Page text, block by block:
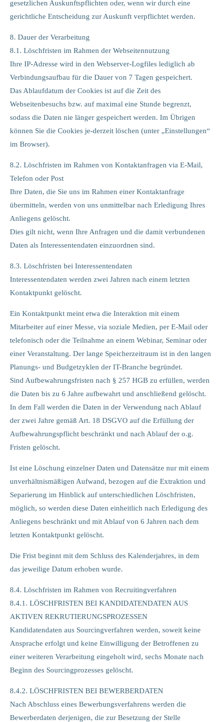
gesetzlichen Auskunftspflichten oder, wenn wir durch eine
gerichtliche Entscheidung zur Auskunft verpflichtet werden.
8. Dauer der Verarbeitung
8.1. Löschfristen im Rahmen der Webseitennutzung
Ihre IP-Adresse wird in den Webserver-Logfiles lediglich ab
Verbindungsaufbau für die Dauer von 7 Tagen gespeichert.
Das Ablaufdatum der Cookies ist auf die Zeit des
Webseitenbesuchs bzw. auf maximal eine Stunde begrenzt,
sodass die Daten nie länger gespeichert werden. Im Übrigen
können Sie die Cookies je-derzeit löschen (unter „Einstellungen“
im Browser).
8.2. Löschfristen im Rahmen von Kontaktanfragen via E-Mail,
Telefon oder Post
Ihre Daten, die Sie uns im Rahmen einer Kontaktanfrage
übermitteln, werden von uns unmittelbar nach Erledigung Ihres
Anliegens gelöscht.
Dies gilt nicht, wenn Ihre Anfragen und die damit verbundenen
Daten als Interessentendaten einzuordnen sind.
8.3. Löschfristen bei Interessentendaten
Interessentendaten werden zwei Jahren nach einem letzten
Kontaktpunkt gelöscht.
Ein Kontaktpunkt meint etwa die Interaktion mit einem
Mitarbeiter auf einer Messe, via soziale Medien, per E-Mail oder
telefonisch oder die Teilnahme an einem Webinar, Seminar oder
einer Veranstaltung. Der lange Speicherzeitraum ist in den langen
Planungs- und Budgetzyklen der IT-Branche begründet.
Sind Aufbewahrungsfristen nach § 257 HGB zu erfüllen, werden
die Daten bis zu 6 Jahre aufbewahrt und anschließend gelöscht.
In dem Fall werden die Daten in der Verwendung nach Ablauf
der zwei Jahre gemäß Art. 18 DSGVO auf die Erfüllung der
Aufbewahrungspflicht beschränkt und nach Ablauf der o.g.
Fristen gelöscht.
Ist eine Löschung einzelner Daten und Datensätze nur mit einem
unverhältnismäßigen Aufwand, bezogen auf die Extraktion und
Separierung im Hinblick auf unterschiedlichen Löschfristen,
möglich, so werden diese Daten einheitlich nach Erledigung des
Anliegens beschränkt und mit Ablauf von 6 Jahren nach dem
letzten Kontaktpunkt gelöscht.
Die Frist beginnt mit dem Schluss des Kalenderjahres, in dem
das jeweilige Datum erhoben wurde.
8.4. Löschfristen im Rahmen von Recruitingverfahren
8.4.1. LÖSCHFRISTEN BEI KANDIDATENDATEN AUS
AKTIVEN REKRUTIERUNGSPROZESSEN
Kandidatendaten aus Sourcingverfahren werden, soweit keine
Ansprache erfolgt und keine Einwilligung der Betroffenen zu
einer weiteren Verarbeitung eingeholt wird, sechs Monate nach
Beginn des Sourcingprozesses gelöscht.
8.4.2. LÖSCHFRISTEN BEI BEWERBERDATEN
Nach Abschluss eines Bewerbungsverfahrens werden die
Bewerberdaten derjenigen, die zur Besetzung der Stelle